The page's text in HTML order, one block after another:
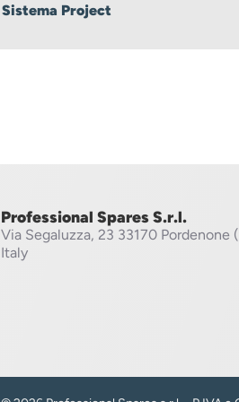
Sistema Project
Professional Spares S.r.l.
Via Segaluzza, 23 33170 Pordenone
Italy